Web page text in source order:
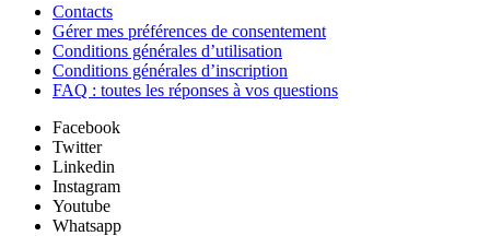
Contacts
Gérer mes préférences de consentement
Conditions générales d’utilisation
Conditions générales d’inscription
FAQ : toutes les réponses à vos questions
Facebook
Twitter
Linkedin
Instagram
Youtube
Whatsapp